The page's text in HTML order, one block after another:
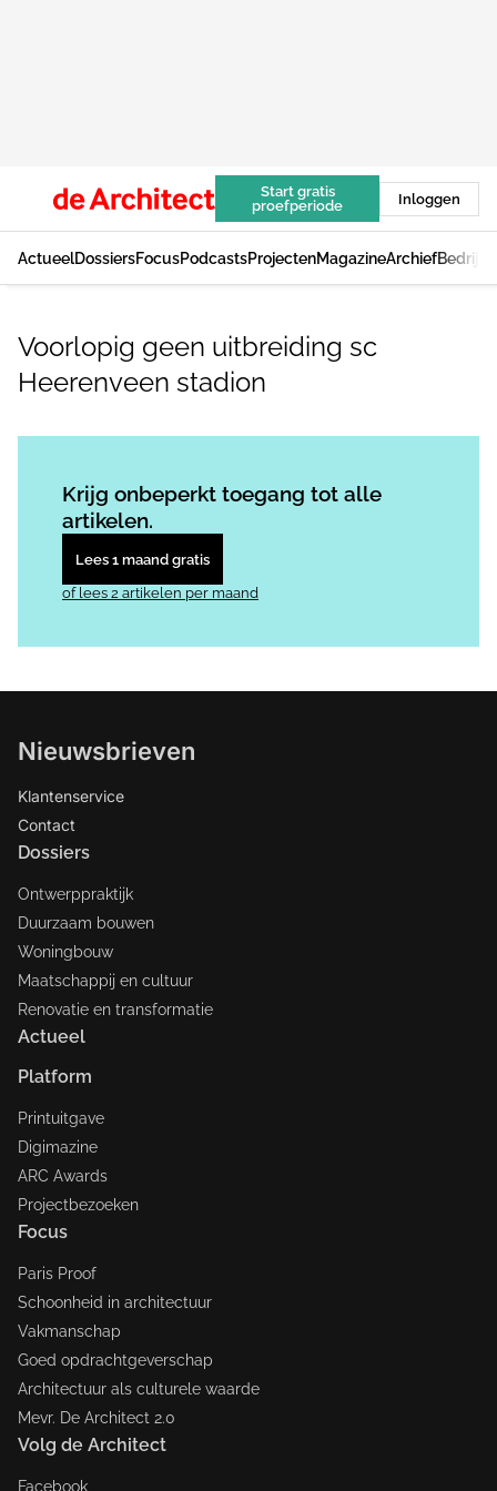
Start gratis
proefperiode
Inloggen
ActueelDossiersFocusPodcastsProjectenMagazineArchief
Voorlopig geen uitbreiding sc
Heerenveen stadion
Krijg onbeperkt toegang tot alle
artikelen.
Lees 1 maand gratis
of lees 2 artikelen per maand
Nieuwsbrieven
Klantenservice
Contact
Dossiers
Ontwerppraktijk
Duurzaam bouwen
Woningbouw
Maatschappij en cultuur
Renovatie en transformatie
Actueel
Platform
Printuitgave
Digimazine
ARC Awards
Projectbezoeken
Focus
Paris Proof
Schoonheid in architectuur
Vakmanschap
Goed opdrachtgeverschap
Architectuur als culturele waarde
Mevr. De Architect 2.0
Volg de Architect
Facebook